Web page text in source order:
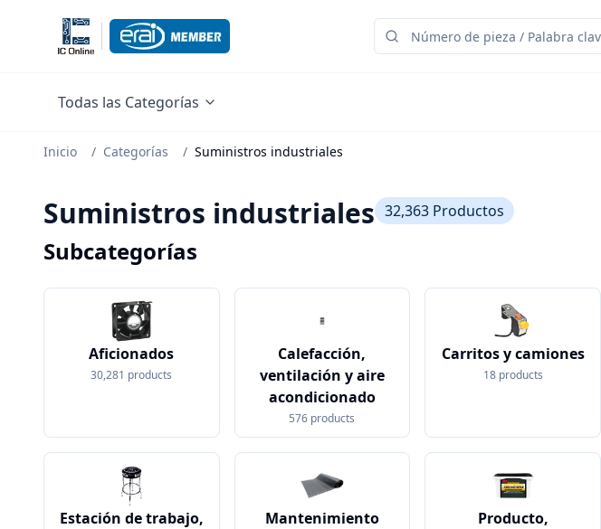
Todas las Categorías
Inicio / Categorías / Suministros industriales
Suministros industriales 32,363 Productos
Subcategorías
Aficionados
30,281 products
Calefacción,
ventilación y aire
acondicionado
576 products
Carritos y camiones
18 products
Estación de trabajo,
Mantenimiento
Producto,